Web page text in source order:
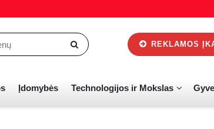
REKLAMOS
Įdomybės Technologijos ir Mokslas